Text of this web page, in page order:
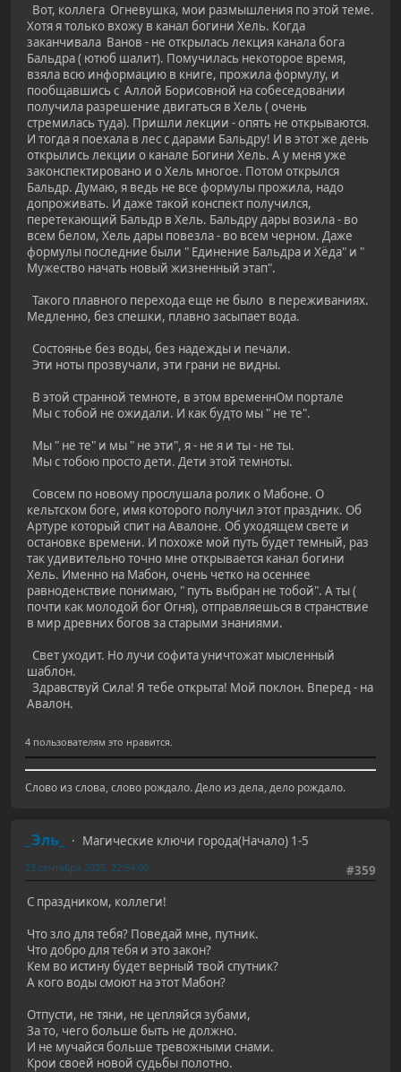
Вот, коллега Огневушка, мои размышления по этой теме.
Хотя я только вхожу в канал богини Хель. Когда
заканчивала Ванов - не открылась лекция канала бога
Бальдра ( ютюб шалит). Помучилась некоторое время,
взяла всю информацию в книге, прожила формулу, и
пообщавшись с Аллой Борисовной на собеседовании
получила разрешение двигаться в Хель ( очень
стремилась туда). Пришли лекции - опять не открываются.
И тогда я поехала в лес с дарами Бальдру! И в этот же день
открылись лекции о канале Богини Хель. А у меня уже
законспектировано и о Хель многое. Потом открылся
Бальдр. Думаю, я ведь не все формулы прожила, надо
допроживать. И даже такой конспект получился,
перетекающий Бальдр в Хель. Бальдру дары возила - во
всем белом, Хель дары повезла - во всем черном. Даже
формулы последние были " Единение Бальдра и Хёда" и "
Мужество начать новый жизненный этап".
Такого плавного перехода еще не было в переживаниях.
Медленно, без спешки, плавно засыпает вода.
Состоянье без воды, без надежды и печали.
Эти ноты прозвучали, эти грани не видны.
В этой странной темноте, в этом временнОм портале
Мы с тобой не ожидали. И как будто мы " не те".
Мы " не те" и мы " не эти", я - не я и ты - не ты.
Мы с тобою просто дети. Дети этой темноты.
Совсем по новому прослушала ролик о Мабоне. О
кельтском боге, имя которого получил этот праздник. Об
Артуре который спит на Авалоне. Об уходящем свете и
остановке времени. И похоже мой путь будет темный, раз
так удивительно точно мне открывается канал богини
Хель. Именно на Мабон, очень четко на осеннее
равноденствие понимаю, " путь выбран не тобой". А ты (
почти как молодой бог Огня), отправляешься в странствие
в мир древних богов за старыми знаниями.
Свет уходит. Но лучи софита уничтожат мысленный
шаблон.
Здравствуй Сила! Я тебе открыта! Мой поклон. Вперед - на
Авалон.
4 пользователям это нравится.
Слово из слова, слово рождало. Дело из дела, дело рождало.
_Эль_
Магические ключи города(Начало) 1-5
#359
23 сентября 2025, 22:54:00
С праздником, коллеги!
Что зло для тебя? Поведай мне, путник.
Что добро для тебя и это закон?
Кем во истину будет верный твой спутник?
А кого воды смоют на этот Мабон?
Отпусти, не тяни, не цепляйся зубами,
За то, чего больше быть не должно.
И не мучайся больше тревожными снами.
Крои своей новой судьбы полотно.